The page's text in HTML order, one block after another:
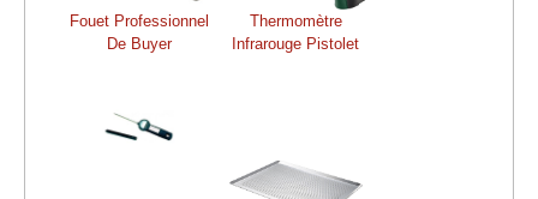
Fouet Professionnel
De Buyer
Thermomètre
Infrarouge Pistolet